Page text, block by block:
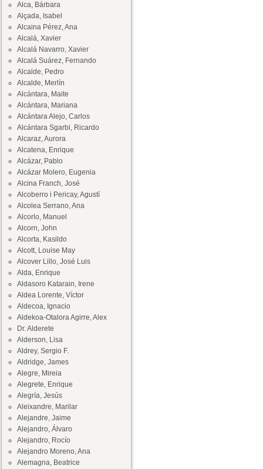
Alca, Bárbara
Alçada, Isabel
Alcaina Pérez, Ana
Alcalá, Xavier
Alcalá Navarro, Xavier
Alcalá Suárez, Fernando
Alcalde, Pedro
Alcalde, Merlín
Alcántara, Maite
Alcántara, Mariana
Alcántara Alejo, Carlos
Alcántara Sgarbi, Ricardo
Alcaraz, Aurora
Alcatena, Enrique
Alcázar, Pablo
Alcázar Molero, Eugenia
Alcina Franch, José
Alcoberro i Pericay, Agustí
Alcolea Serrano, Ana
Alcorlo, Manuel
Alcorn, John
Alcorta, Kasildo
Alcott, Louise May
Alcover Lillo, José Luis
Alda, Enrique
Aldasoro Katarain, Irene
Aldea Lorente, Víctor
Aldecoa, Ignacio
Aldekoa-Otalora Agirre, Alex
Dr. Alderete
Alderson, Lisa
Aldrey, Sergio F.
Aldridge, James
Alegre, Mireia
Alegrete, Enrique
Alegría, Jesús
Aleixandre, Marilar
Alejandre, Jaime
Alejandro, Álvaro
Alejandro, Rocío
Alejandro Moreno, Ana
Alemagna, Beatrice